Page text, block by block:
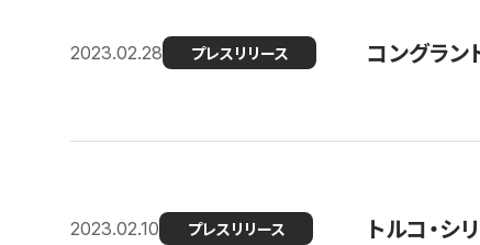
2023.02.28 プレスリリース コングラン
2023.02.10 プレスリリース トルコ・